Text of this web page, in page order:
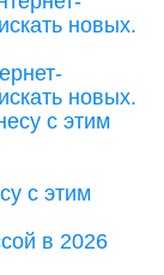
новых.
с этим